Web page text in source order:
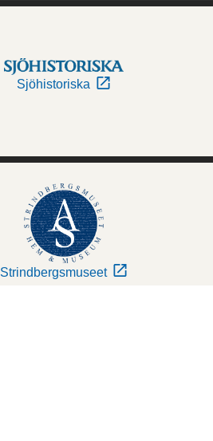
Sjöhistoriska
Strindbergsmuseet